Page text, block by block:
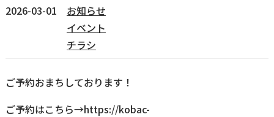
2026-03-01
お知らせ
イベント
チラシ
ご予約おまちしております！
ご予約はこちら→https://kobac-